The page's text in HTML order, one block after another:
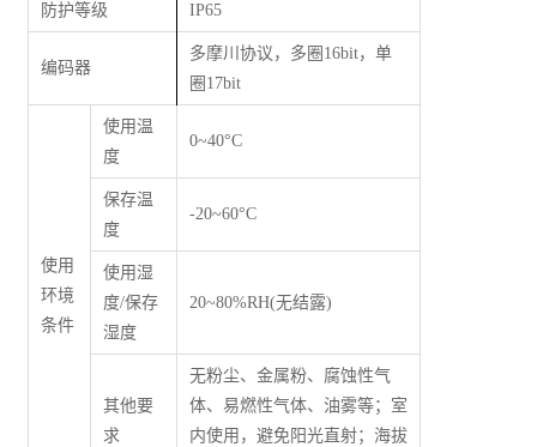
防护等级 IP65
编码器
多摩川协议，多圈16bit，单
圈17bit
使用
环境
条件
使用温
度
0~40°C
保存温
度
-20~60°C
使用湿
度/保存
湿度
20~80%RH(无结露)
其他要
求
无粉尘、金属粉、腐蚀性气
体、易燃性气体、油雾等；室
内使用，避免阳光直射；海拔